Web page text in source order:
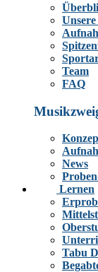
Team
FAQ
News
Lernen
Tabu